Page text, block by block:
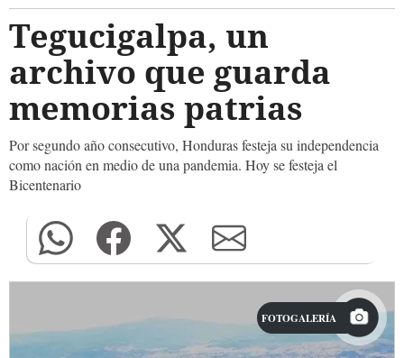
Tegucigalpa, un
archivo que guarda
memorias patrias
Por segundo año consecutivo, Honduras festeja su independencia
como nación en medio de una pandemia. Hoy se festeja el
Bicentenario
FOTOGALERÍA